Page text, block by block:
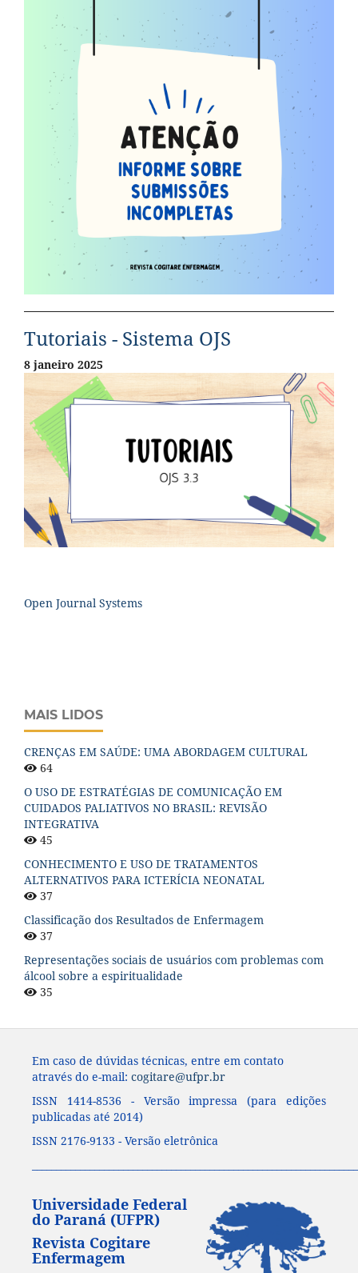
Tutoriais - Sistema OJS
8 janeiro 2025
Open Journal Systems
MAIS LIDOS
CRENÇAS EM SAÚDE: UMA ABORDAGEM CULTURAL
64
O USO DE ESTRATÉGIAS DE COMUNICAÇÃO EM
CUIDADOS PALIATIVOS NO BRASIL: REVISÃO
INTEGRATIVA
45
CONHECIMENTO E USO DE TRATAMENTOS
ALTERNATIVOS PARA ICTERÍCIA NEONATAL
37
Classificação dos Resultados de Enfermagem
37
Representações sociais de usuários com problemas com
álcool sobre a espiritualidade
35
Em caso de dúvidas técnicas, entre em contato
através do e-mail: cogitare@ufpr.br
ISSN 1414-8536 - Versão impressa (para edições
publicadas até 2014)
ISSN 2176-9133 - Versão eletrônica
Universidade Federal
do Paraná (UFPR)
Revista Cogitare
Enfermagem